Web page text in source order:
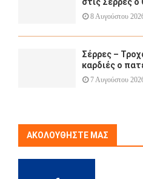
8 Αυγούστου
Σέρρες –
καρδιές ο
7 Αυγούστου
ΑΚΟΛΟΥΘΉΣΤΕ ΜΑΣ